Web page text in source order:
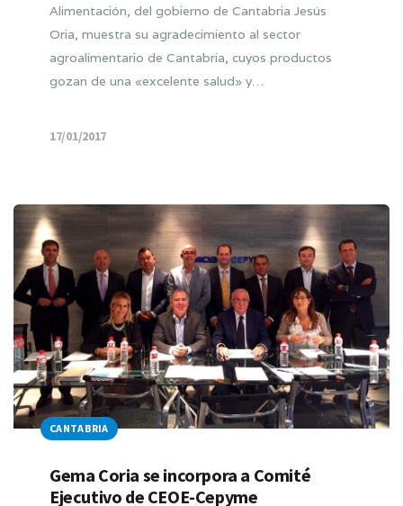
Alimentación, del gobierno de Cantabria Jesús
Oria, muestra su agradecimiento al sector
agroalimentario de Cantabria, cuyos productos
gozan de una «excelente salud» y…
17/01/2017
CANTABRIA
Gema Coria se incorpora a Comité
Ejecutivo de CEOE-Cepyme